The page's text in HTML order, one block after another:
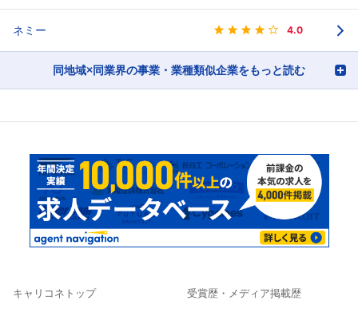
ネミー 4.0
同地域×同業界の事業・業種類似企業をもっと読む
キャリコネトップ 受賞歴・メディア掲載歴